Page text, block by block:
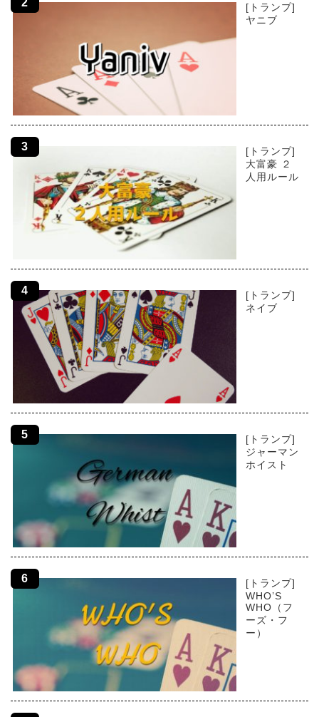
[トランプ]
ヤニブ
[トランプ]
大富豪 ２
人用ルール
[トランプ]
ネイブ
[トランプ]
ジャーマン
ホイスト
[トランプ]
WHO’S
WHO（フ
ーズ・フ
ー）